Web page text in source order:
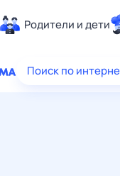
Родители и дети
Здоровье
Поиск по